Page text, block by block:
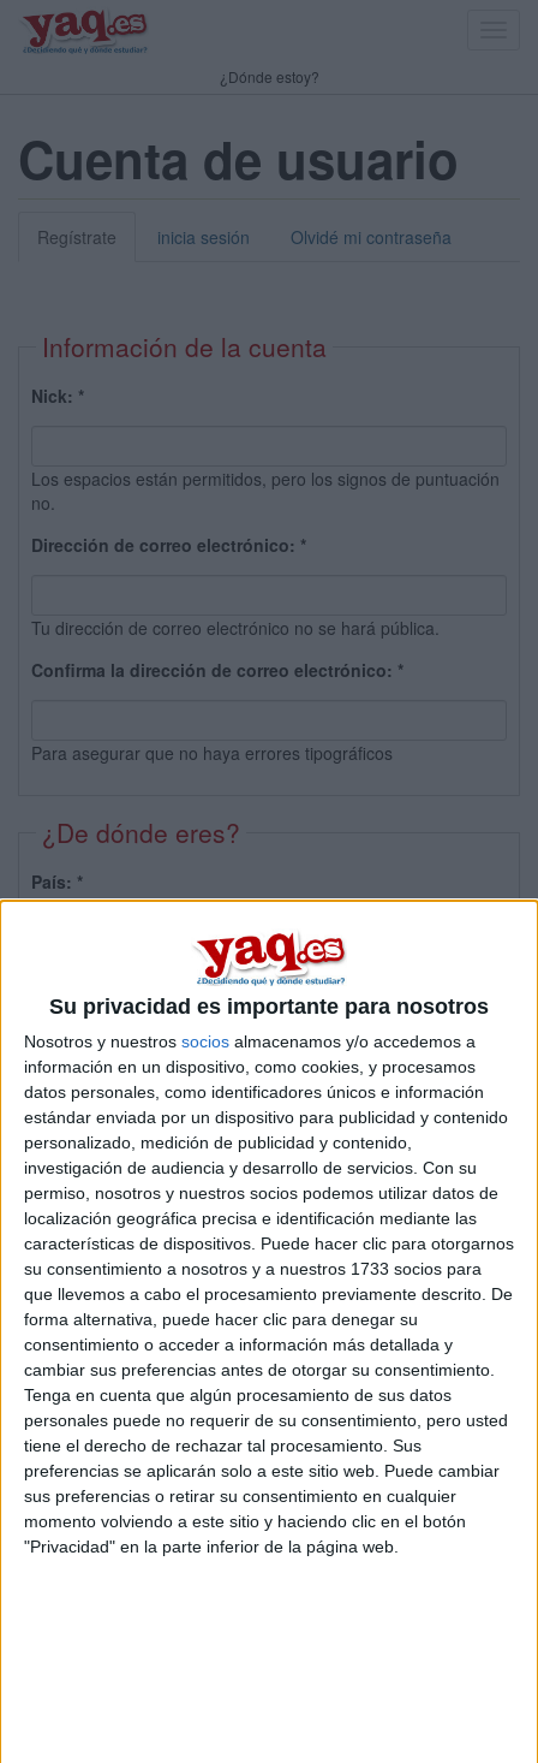
Su privacidad es importante para nosotros
Nosotros y nuestros socios almacenamos y/o accedemos a
información en un dispositivo, como cookies, y procesamos
datos personales, como identificadores únicos e información
estándar enviada por un dispositivo para publicidad y contenido
personalizado, medición de publicidad y contenido,
investigación de audiencia y desarrollo de servicios. Con su
permiso, nosotros y nuestros socios podemos utilizar datos de
localización geográfica precisa e identificación mediante las
características de dispositivos. Puede hacer clic para otorgarnos
su consentimiento a nosotros y a nuestros 1733 socios para
que llevemos a cabo el procesamiento previamente descrito. De
forma alternativa, puede hacer clic para denegar su
consentimiento o acceder a información más detallada y
cambiar sus preferencias antes de otorgar su consentimiento.
Tenga en cuenta que algún procesamiento de sus datos
personales puede no requerir de su consentimiento, pero usted
tiene el derecho de rechazar tal procesamiento. Sus
preferencias se aplicarán solo a este sitio web. Puede cambiar
sus preferencias o retirar su consentimiento en cualquier
momento volviendo a este sitio y haciendo clic en el botón
"Privacidad" en la parte inferior de la página web.
¿Dónde estoy?
Cuenta de usuario
Regístrate inicia sesión Olvidé mi contraseña
Información de la cuenta
Nick: *
Los espacios están permitidos, pero los signos de puntuación
no.
Dirección de correo electrónico: *
Tu dirección de correo electrónico no se hará pública.
Confirma la dirección de correo electrónico: *
Para asegurar que no haya errores tipográficos
¿De dónde eres?
País: *
Sobre ti
Soy:*
Chico
Chica
¿En qué año terminas (o terminaste) bachillerato o FP?
Soy estudiante de:*
Términos y Condiciones de Uso
Aceptolos Términos y Condicionesde uso*